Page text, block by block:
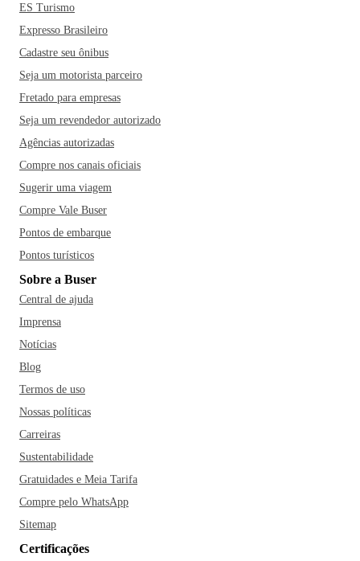
ES Turismo
Expresso Brasileiro
Cadastre seu ônibus
Seja um motorista parceiro
Fretado para empresas
Seja um revendedor autorizado
Agências autorizadas
Compre nos canais oficiais
Sugerir uma viagem
Compre Vale Buser
Pontos de embarque
Pontos turísticos
Sobre a Buser
Central de ajuda
Imprensa
Notícias
Blog
Termos de uso
Nossas políticas
Carreiras
Sustentabilidade
Gratuidades e Meia Tarifa
Compre pelo WhatsApp
Sitemap
Certificações